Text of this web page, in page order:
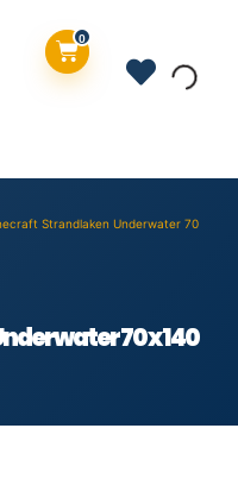
0
Strandlaken Underwater 70
70 x 140